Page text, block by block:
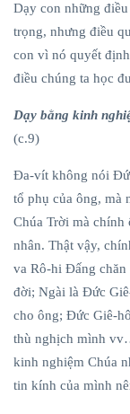
Dạy con những
trọng, nhưng điều
con vì nó quyết
điều chúng ta học
Dạy bằng kinh
(c.9)
Đa-vít không nói
tổ phụ của ông, mà
Chúa Trời mà chính
nhân. Thật vậy,
va Rô-hi Đấng chăn
đời; Ngài là Đức
cho ông; Đức Giê-
thù nghịch mình
kinh nghiệm Chúa
tin kính của mình